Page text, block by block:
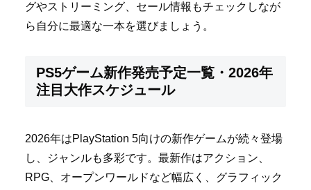
グやストリーミング、セール情報もチェックしなが
ら自分に最適な一本を選びましょう。
PS5ゲーム新作発売予定一覧・2026年
注目大作スケジュール
2026年はPlayStation 5向けの新作ゲームが続々登場
し、ジャンルも多彩です。最新作はアクション、
RPG、オープンワールドなど幅広く、グラフィック